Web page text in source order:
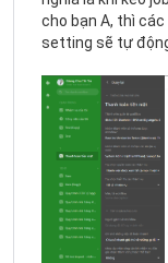
cho bạn A, thì
setting sẽ tự